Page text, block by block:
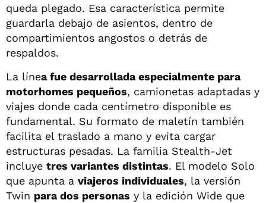
queda plegado. Esa característica permite
guardarla debajo de asientos, dentro de
compartimientos angostos o detrás de
respaldos.
La línea fue desarrollada especialmente para
motorhomes pequeños, camionetas adaptadas y
viajes donde cada centímetro disponible es
fundamental. Su formato de maletín también
facilita el traslado a mano y evita cargar
estructuras pesadas. La familia Stealth-Jet
incluye tres variantes distintas. El modelo Solo
que apunta a viajeros individuales, la versión
Twin para dos personas y la edición Wide que